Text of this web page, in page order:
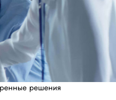
решения